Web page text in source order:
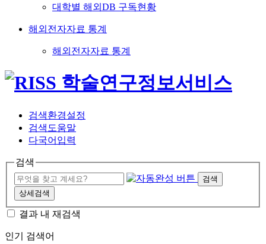
대학별 해외DB 구독현황
해외전자자료 통계
해외전자자료 통계
검색환경설정
검색도움말
다국어입력
검색
검색
상세검색
결과 내 재검색
인기 검색어